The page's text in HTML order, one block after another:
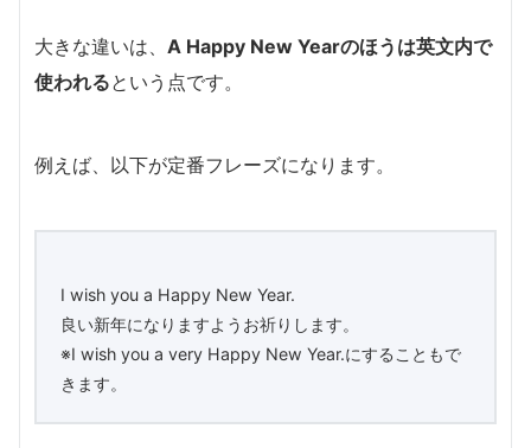
大きな違いは、 A Happy New Yearのほうは英文内で
使われるという点です。
例えば、以下が定番フレーズになります。
I wish you a Happy New Year.
良い新年になりますようお祈りします。
※I wish you a very Happy New Year.にすることもで
きます。